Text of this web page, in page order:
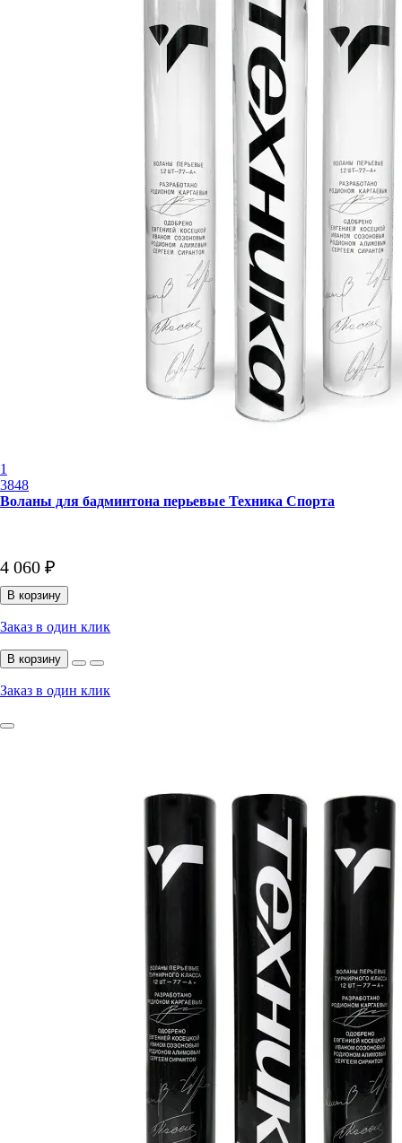
1
3848
Воланы для бадминтона перьевые Техника Спорта
4 060 ₽
В корзину
Заказ в один клик
В корзину
Заказ в один клик